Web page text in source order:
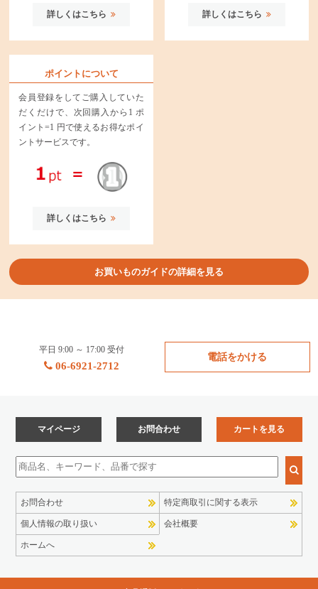
詳しくはこちら 詳しくはこちら
ポイントについて
会員登録をしてご購入していた
だくだけで、次回購入から1 ポ
イント=1 円で使えるお得なポイ
ントサービスです。
詳しくはこちら
お買いものガイドの詳細を見る
平日 9:00 ～ 17:00 受付
06-6921-2712
電話をかける
マイページ お問合わせ カートを見る
お問合わせ 特定商取引に関する表示
個人情報の取り扱い 会社概要
ホームへ